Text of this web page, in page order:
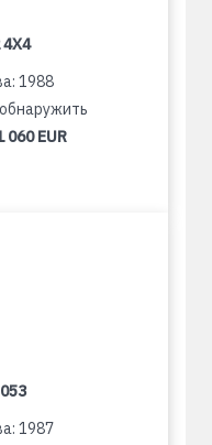
1988
060 EUR
1987